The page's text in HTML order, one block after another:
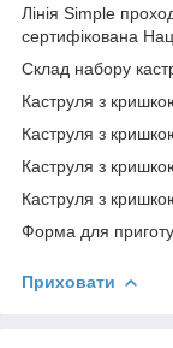
Лінія Simple
сертифікована
Склад набору
Каструля з
Каструля з
Каструля з
Каструля з
Форма для
Приховати